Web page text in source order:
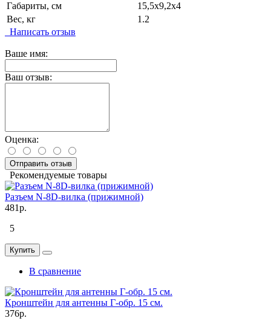
Габариты, см
15,5х9,2х4
Вес, кг
1.2
Написать отзыв
Ваше имя:
Ваш отзыв:
Оценка:
Отправить отзыв
Рекомендуемые товары
Разъем N-8D-вилка (прижимной)
481р.
5
Купить
В сравнение
Кронштейн для антенны Г-обр. 15 см.
376р.